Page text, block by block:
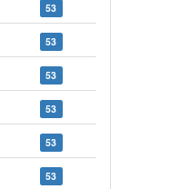
53
53
53
53
53
53